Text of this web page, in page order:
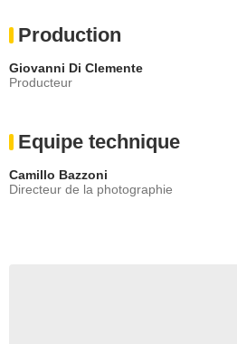
Production
Giovanni Di Clemente
Producteur
Equipe technique
Camillo Bazzoni
Directeur de la photographie